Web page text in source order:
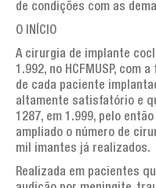
de condições com as
O INÍCIO
A cirurgia de implante
1.992, no HCFMUSP, com
de cada paciente
altamente satisfatório e
1287, em 1.999, pelo
ampliado o número de
mil imantes já realizados.
Realizada em pacientes